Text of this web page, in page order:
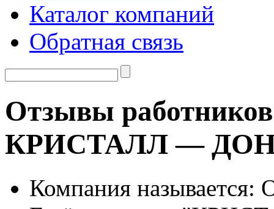
Каталог компаний
Обратная связь
Отзывы
КРИСТАЛЛ —
Компания называется: